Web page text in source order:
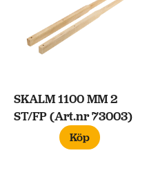
SKALM 1100 MM 2
ST/FP (Art.nr 73003)
Köp